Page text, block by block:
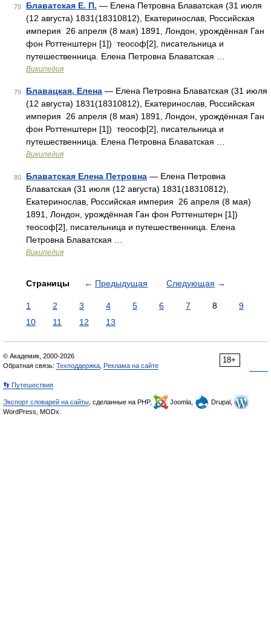
78 Блаватская Е. П. — Елена Петровна Блаватская (31 июля
(12 августа) 1831(18310812), Екатеринослав, Российская
империя 26 апреля (8 мая) 1891, Лондон, урождённая Ган
фон Роттенштерн [1]) теософ[2], писательница и
путешественница. Елена Петровна Блаватская …
Википедия
79 Блавацкая, Елена — Елена Петровна Блаватская (31 июля
(12 августа) 1831(18310812), Екатеринослав, Российская
империя 26 апреля (8 мая) 1891, Лондон, урождённая Ган
фон Роттенштерн [1]) теософ[2], писательница и
путешественница. Елена Петровна Блаватская …
Википедия
80 Блаватская Елена Петровна — Елена Петровна
Блаватская (31 июля (12 августа) 1831(18310812),
Екатеринослав, Российская империя 26 апреля (8 мая)
1891, Лондон, урождённая Ган фон Роттенштерн [1])
теософ[2], писательница и путешественница. Елена
Петровна Блаватская …
Википедия
Страницы ← Предыдущая Следующая →
1 2 3 4 5 6 7 8
9
10
11 12 13
18+
© Академик, 2000-2026
Обратная связь: Техподдержка Реклама на сайте
👣 Путешествия
Экспорт словарей на сайты , сделанные на PHP, Joomla,
Drupal,
WordPress, MODx.